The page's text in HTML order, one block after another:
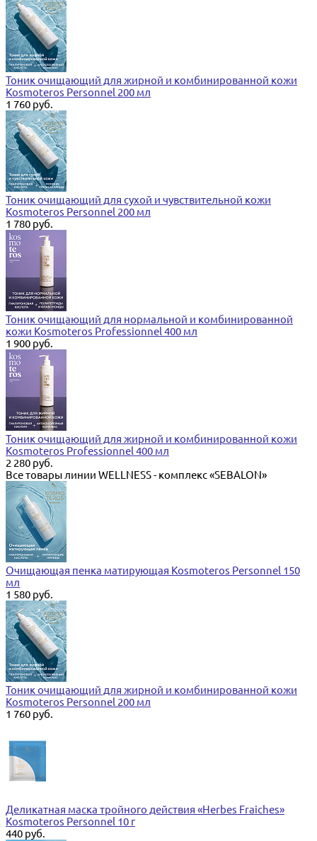
Тоник очищающий для жирной и комбинированной кожи
Kosmoteros Personnel 200 мл
1 760 руб.
Тоник очищающий для сухой и чувствительной кожи
Kosmoteros Personnel 200 мл
1 780 руб.
Тоник очищающий для нормальной и комбинированной
кожи Kosmoteros Professionnel 400 мл
1 900 руб.
Тоник очищающий для жирной и комбинированной кожи
Kosmoteros Professionnel 400 мл
2 280 руб.
Все товары линии WELLNESS - комплекс «SEBALON»
Очищающая пенка матирующая Kosmoteros Personnel 150
мл
1 580 руб.
Тоник очищающий для жирной и комбинированной кожи
Kosmoteros Personnel 200 мл
1 760 руб.
Деликатная маска тройного действия «Herbes Fraiches»
Kosmoteros Personnel 10 г
440 руб.